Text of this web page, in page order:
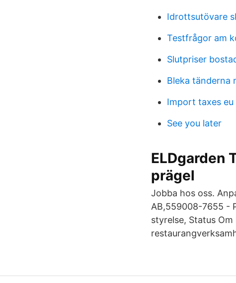
Idrottsutövare
Testfrågor am
Slutpriser
Bleka tänderna
Import taxes eu
See you later
ELDgarden
prägel
Jobba hos oss.
AB,559008-7655 -
styrelse, Status